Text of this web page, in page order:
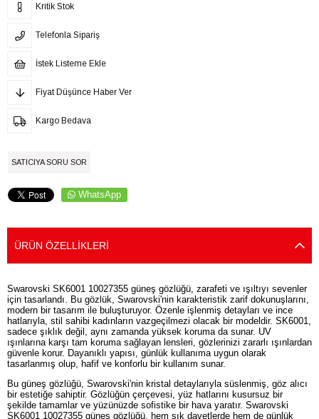
Kritik Stok
Telefonla Sipariş
İstek Listeme Ekle
Fiyat Düşünce Haber Ver
Kargo Bedava
SATICIYA SORU SOR
WhatsApp
ÜRÜN ÖZELLIKLERI
Swarovski SK6001 10027355 güneş gözlüğü, zarafeti ve ışıltıyı sevenler
için tasarlandı. Bu gözlük, Swarovski'nin karakteristik zarif dokunuşlarını,
modern bir tasarım ile buluşturuyor. Özenle işlenmiş detayları ve ince
hatlarıyla, stil sahibi kadınların vazgeçilmezi olacak bir modeldir. SK6001,
sadece şıklık değil, aynı zamanda yüksek koruma da sunar. UV
ışınlarına karşı tam koruma sağlayan lensleri, gözlerinizi zararlı ışınlardan
güvenle korur. Dayanıklı yapısı, günlük kullanıma uygun olarak
tasarlanmış olup, hafif ve konforlu bir kullanım sunar.
Bu güneş gözlüğü, Swarovski'nin kristal detaylarıyla süslenmiş, göz alıcı
bir estetiğe sahiptir. Gözlüğün çerçevesi, yüz hatlarını kusursuz bir
şekilde tamamlar ve yüzünüzde sofistike bir hava yaratır. Swarovski
SK6001 10027355 güneş gözlüğü, hem şık davetlerde hem de günlük